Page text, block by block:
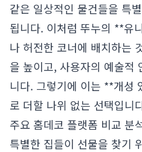
같은 일상적인 물건들을 특
됩니다. 이처럼 뚜누의 **유
나 허전한 코너에 배치하는
을 높이고, 사용자의 예술적
니다. 그렇기에 이는 **개성
로 더할 나위 없는 선택입니
주요 홈데코 플랫폼 비교 분
특별한 집들이 선물을 찾기